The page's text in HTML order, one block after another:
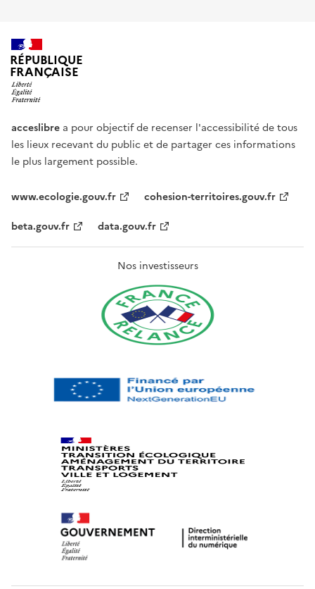
RÉPUBLIQUE
FRANÇAISE
acceslibre a pour objectif de recenser l'accessibilité de tous
les lieux recevant du public et de partager ces informations
le plus largement possible.
www.ecologie.gouv.fr
cohesion-territoires.gouv.fr
beta.gouv.fr
data.gouv.fr
Nos investisseurs